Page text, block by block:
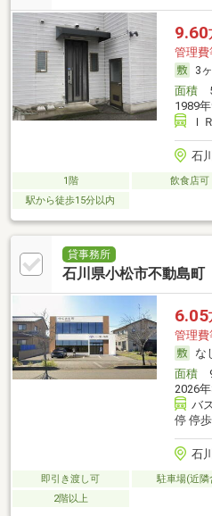
9.60
管理費
3
面積
1989
Ｉ
石
1階 飲食店可
駅から徒歩15分以内
貸事務所
石川県小松市不動島町
6.05
管理費
な
面積
2026
バ
停 停
石
即引き渡し可 駐車場(近隣
2階以上